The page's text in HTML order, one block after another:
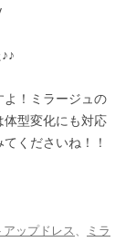
！ミラージュの
型変化にも対応
くださいね！！
アップドレス、
ミラ